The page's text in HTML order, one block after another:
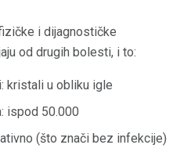
i dijagnostičke
od drugih bolesti, i to:
kristali u obliku igle
ispod 50.000
(što znači bez infekcije)